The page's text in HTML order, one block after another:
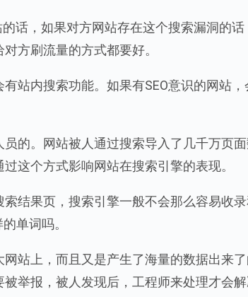
话，如果对方网站存在这个搜索漏洞的
方刷流量的方式都要好。
站内搜索功能。如果有SEO意识的网站
的。网站被人通过搜索导入了几千万页
这个方式影响网站在搜索引擎的表现。
结果页，搜索引擎一般不会那么容易收
单词吗。
站上，而且又是产生了海量的数据出来
举报，被人发现后，工程师来处理才会解